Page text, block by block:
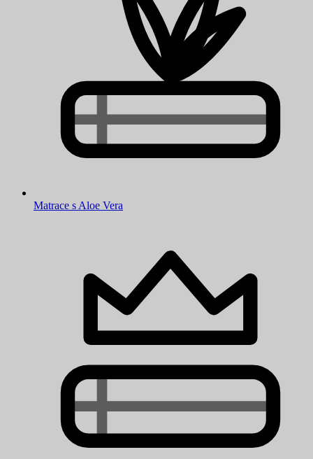
Matrace s Aloe Vera